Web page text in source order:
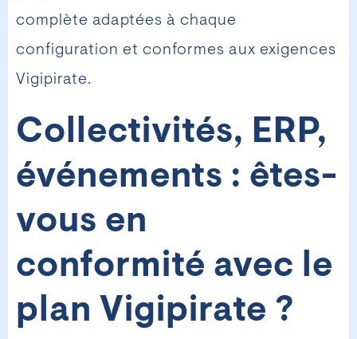
complète adaptées à chaque
configuration et conformes aux exigences
Vigipirate.
Collectivités, ERP,
événements : êtes-
vous en
conformité avec le
plan Vigipirate ?